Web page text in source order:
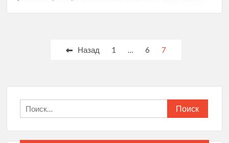
ПагинацияНазад 1 … 6 7
Найти: